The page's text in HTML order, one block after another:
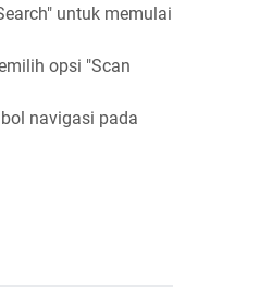
untuk memulai
opsi "Scan
navigasi pada